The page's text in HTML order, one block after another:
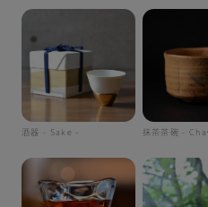
酒器 - Sake - 抹茶茶碗 -